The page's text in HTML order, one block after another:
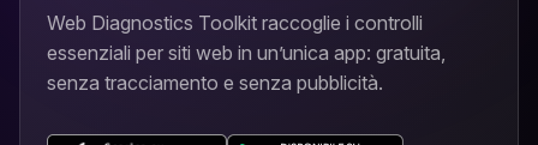
Web Diagnostics Toolkit raccoglie i controlli
essenziali per siti web in un’unica app: gratuita,
senza tracciamento e senza pubblicità.